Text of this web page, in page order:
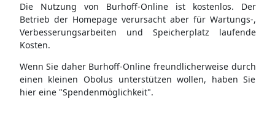
Die Nutzung von Burhoff-Online ist kostenlos. Der
Betrieb der Homepage verursacht aber für Wartungs-,
Verbesserungsarbeiten und Speicherplatz laufende
Kosten.
Wenn Sie daher Burhoff-Online freundlicherweise durch
einen kleinen Obolus unterstützen wollen, haben Sie
hier eine "Spendenmöglichkeit".